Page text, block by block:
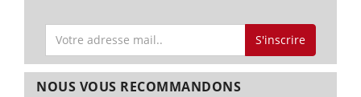
S'inscrire
NOUS VOUS RECOMMANDONS